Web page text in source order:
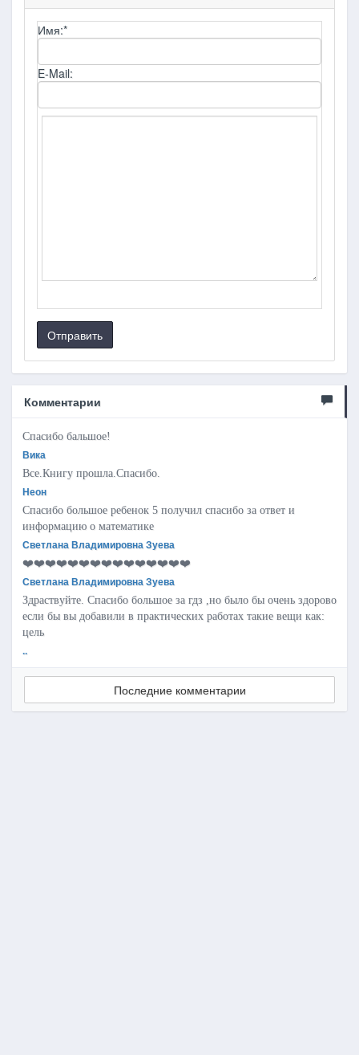
Имя:*
E-Mail:
Отправить
Комментарии
Спасибо бальшое!
Вика
Все.Книгу прошла.Спасибо.
Неон
Спасибо большое ребенок 5 получил спасибо за ответ и
информацию о математике
Светлана Владимировна Зуева
❤️❤️❤️❤️❤️❤️❤️❤️❤️❤️❤️❤️❤️❤️❤️
Светлана Владимировна Зуева
Здраствуйте. Спасибо большое за гдз ,но было бы очень здорово
если бы вы добавили в практических работах такие вещи как:
цель
..
Последние комментарии